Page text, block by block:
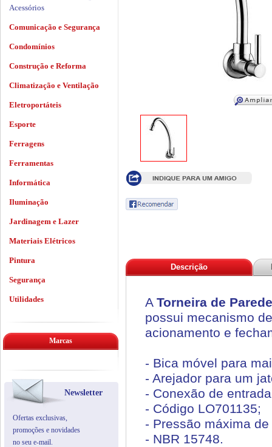
Descrição
A Torneira de
possui mecanismo
acionamento e
- Bica móvel para
- Arejador para um
- Conexão de
- Código LO701135;
- Pressão máxima
- NBR 15748.
Acessórios
Comunicação e Segurança
Condomínios
Construção e Reforma
Climatização e Ventilação
Eletroportáteis
Esporte
Ferragens
Ferramentas
Informática
Iluminação
Jardinagem e Lazer
Materiais Elétricos
Pintura
Segurança
Utilidades
Marcas
Newsletter
Ofertas exclusivas,
promoções e novidades
no seu e-mail.